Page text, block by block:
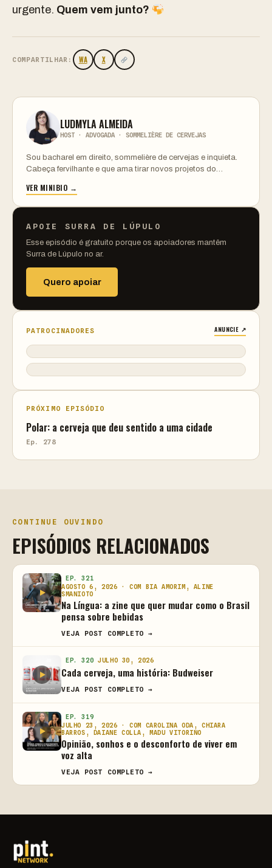
urgente. Quem vem junto?
COMPARTILHAR: WA X
LUDMYLA ALMEIDA
HOST · ADVOGADA · SOMMELIÈRE DE CERVEJAS
Sou bacharel em direito, sommelière de cervejas e inquieta.
Cabeça fervilhante e que ama tirar novos projetos do…
VER MINIBIO →
APOIE SURRA DE LÚPULO
Esse episódio é gratuito porque os apoiadores mantêm
Surra de Lúpulo no ar.
Quero apoiar
PATROCINADORES ANUNCIE ↗
PRÓXIMO EPISÓDIO
Polar: a cerveja que deu sentido a uma cidade
Ep. 278
CONTINUE OUVINDO
EPISÓDIOS RELACIONADOS
EP. 321
AGOSTO 6, 2026 · COM BIA AMORIM, ALINE
SMANIOTO
Na Língua: a zine que quer mudar como o Brasil
pensa sobre bebidas
VEJA POST COMPLETO →
EP. 320 JULHO 30, 2026
Cada cerveja, uma história: Budweiser
VEJA POST COMPLETO →
EP. 319
JULHO 23, 2026 · COM CAROLINA ODA, CHIARA
BARROS, DAIANE COLLA, MADU VITORINO
Opinião, sonhos e o desconforto de viver em
voz alta
VEJA POST COMPLETO →